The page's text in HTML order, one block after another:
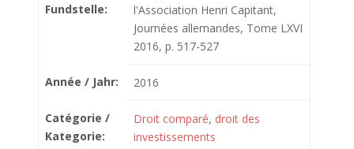
Fundstelle:
l'Association Henri Capitant,
Journées allemandes, Tome LXVI
2016, p. 517-527
Année / Jahr: 2016
Catégorie /
Kategorie:
Droit comparé, droit des
investissements